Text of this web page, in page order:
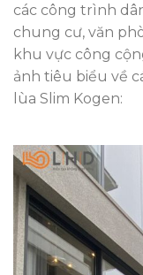
các công trình
chung cư, văn
khu vực công
ảnh tiêu biểu về
lùa Slim Kogen: